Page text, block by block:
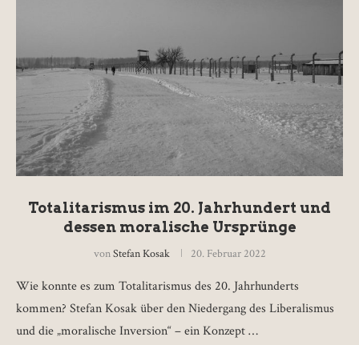
Totalitarismus im 20. Jahrhundert und
dessen moralische Ursprünge
vonStefan Kosak 20. Februar 2022
Wie konnte es zum Totalitarismus des 20. Jahrhunderts
kommen? Stefan Kosak über den Niedergang des Liberalismus
und die „moralische Inversion“ – ein Konzept …